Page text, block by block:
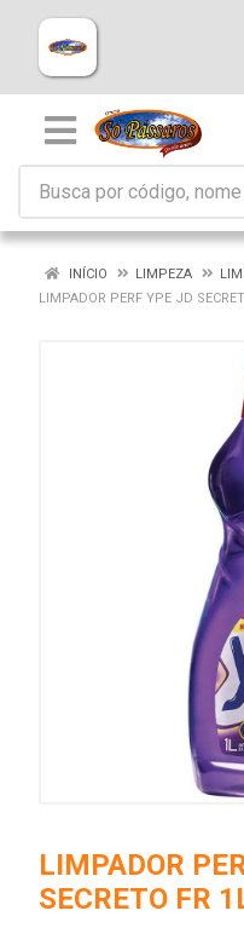
INÍCIO LIMPEZA
LIMPADOR PERF YPE JD
LIMPADOR
SECRETO FR